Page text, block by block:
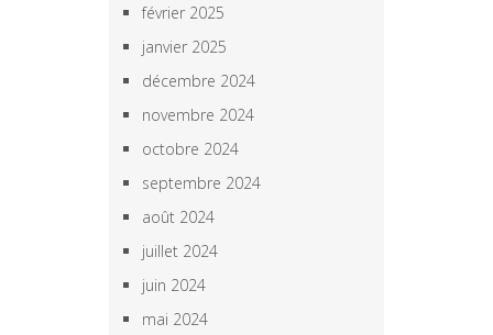
février 2025
janvier 2025
décembre 2024
novembre 2024
octobre 2024
septembre 2024
août 2024
juillet 2024
juin 2024
mai 2024